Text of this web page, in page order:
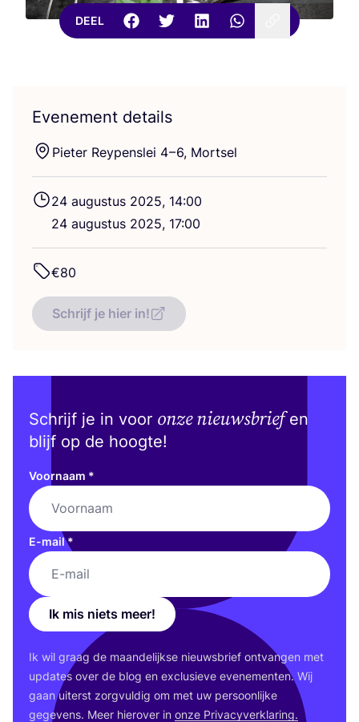
DEEL
Evenement details
Pie­ter Rey­pen­s­lei 4–6, Mortsel
24 augus­tus 2025, 14:00
24 augus­tus 2025, 17:00
€80
Schrijf je hier in!
Schrijf je in voor onze nieuwsbriefen
blijf op de hoogte!
Voornaam *
E-mail*
Ik mis niets meer!
Ik wil graag de maan­de­lijk­se nieuws­brief ont­van­gen met
upda­tes over de blog en exclu­sie­ve eve­ne­men­ten. Wij
gaan uiterst zorg­vul­dig om met uw per­soon­lij­ke
gege­vens. Meer hier­over in onze Pri­va­cy­ver­kla­ring.